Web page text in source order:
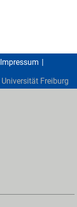
Impressum
Universität Freiburg